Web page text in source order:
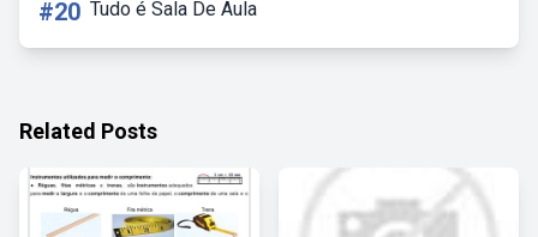
#20 Tudo é Sala De Aula
Related Posts